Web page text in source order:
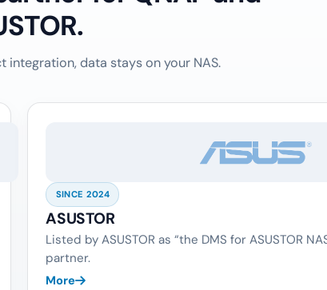
integration, data stays on your NAS.
SINCE 2024
ASUSTOR
Listed by ASUSTOR as “the DMS for ASUSTOR
partner.
More